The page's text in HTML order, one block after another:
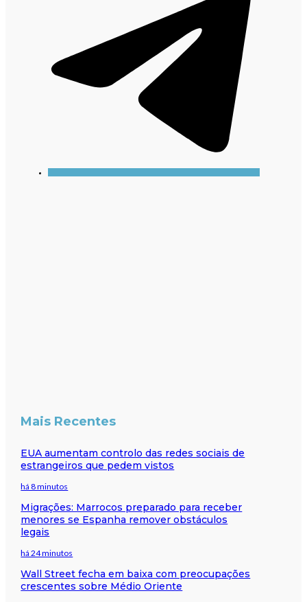
Mais Recentes
EUA aumentam controlo das redes sociais de
estrangeiros que pedem vistos
há 8 minutos
Migrações: Marrocos preparado para receber
menores se Espanha remover obstáculos
legais
há 24 minutos
Wall Street fecha em baixa com preocupações
crescentes sobre Médio Oriente